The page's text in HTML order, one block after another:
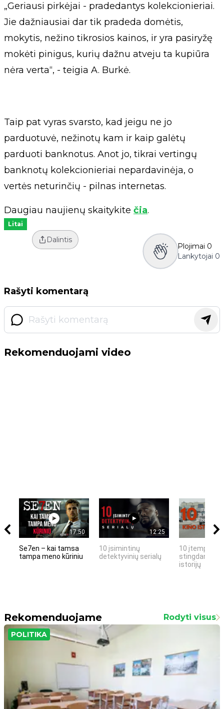
„Geriausi pirkėjai - pradedantys kolekcionieriai.
Jie dažniausiai dar tik pradeda domėtis,
mokytis, nežino tikrosios kainos, ir yra pasiryžę
mokėti pinigus, kurių dažnu atveju ta kupiūra
nėra verta“, - teigia A. Burkė.
Taip pat vyras svarsto, kad jeigu ne jo
parduotuvė, nežinotų kam ir kaip galėtų
parduoti banknotus. Anot jo, tikrai vertingų
banknotų kolekcionieriai nepardavinėja, o
vertės neturinčių - pilnas internetas.
Daugiau naujienų skaitykite čia.
Litai
Dalintis
Plojimai 0
Lankytojai 0
Rašyti komentarą
Rekomenduojami video
17:50
Se7en – kai tamsa
tampa meno kūriniu
12:25
10 įsimintinų
detektyvinių serialų
10 įtemptų,
stingdančių
istorijų
Rekomenduojame Rodyti visus
POLITIKA